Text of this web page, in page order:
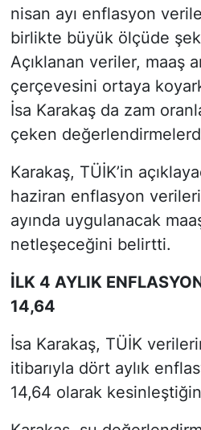
nisan ayı enflasyon
birlikte büyük ölçüde
Açıklanan veriler, maaş
çerçevesini ortaya
İsa Karakaş da zam
çeken
Karakaş, TÜİK’in
haziran enflasyon
ayında uygulanacak
netleşeceğini belirtti.
İLK 4 AYLIK
14,64
İsa Karakaş, TÜİK
itibarıyla dört aylık
14,64 olarak